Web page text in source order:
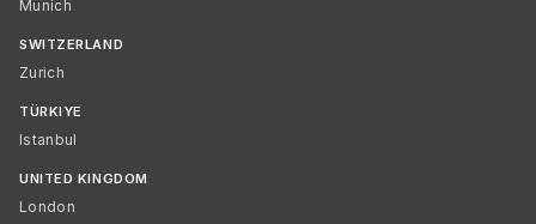
Munich
SWITZERLAND
Zurich
TÜRKIYE
Istanbul
UNITED KINGDOM
London